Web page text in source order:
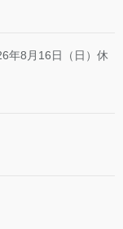
年8月16日（日）休